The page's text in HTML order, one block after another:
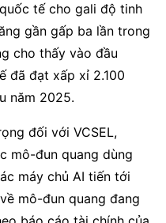
tế cho gali độ tinh
gần gấp ba lần trong
cho thấy vào đầu
đã đạt xấp xỉ 2.100
năm 2025.
đối với VCSEL,
mô-đun quang dùng
máy chủ AI tiến tới
mô-đun quang đang